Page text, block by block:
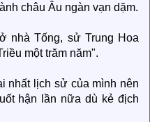
châu Âu ngàn vạn dặm.
nhà Tống, sử Trung Hoa
một trăm năm".
nhất lịch sử của mình nên
hận lần nữa dù kẻ địch